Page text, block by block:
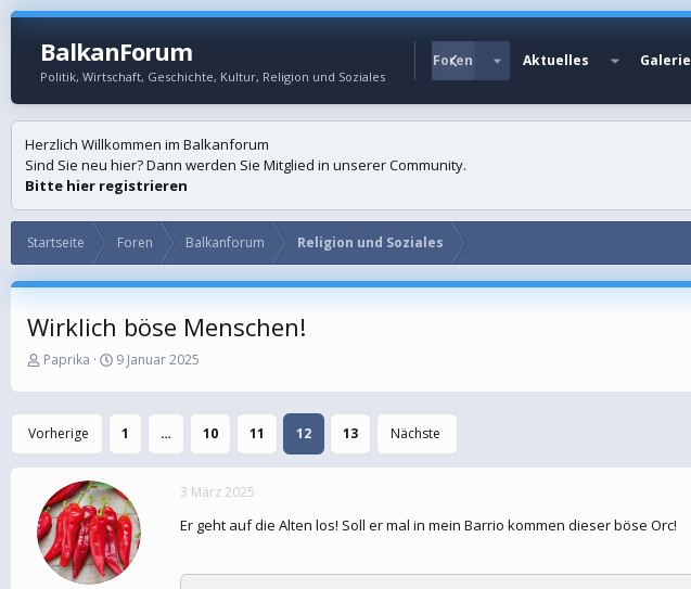
BalkanForum
Politik, Wirtschaft, Geschichte, Kultur, Religion und Soziales
Foren Aktuelles Galerie
Herzlich Willkommen im Balkanforum
Sind Sie neu hier? Dann werden Sie Mitglied in unserer Community.
Bitte hier registrieren
Startseite Foren Balkanforum Religion und Soziales
Wirklich böse Menschen!
E
s
t
e
l
e
r
Paprika
E
s
t
e
l
t
a
m
9 Januar 2025
Vorherige 1 … 10 11 12 13 Nächste
3 März 2025
Er geht auf die Alten los! Soll er mal in mein Barrio kommen dieser böse Orc!